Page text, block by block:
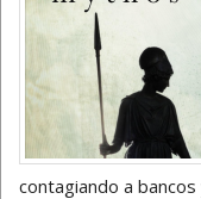
contagiando a